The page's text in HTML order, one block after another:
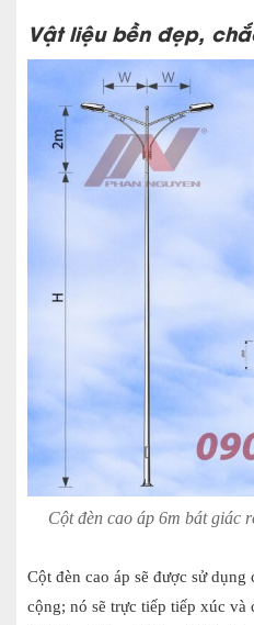
Vật liệu bền đẹp,
Cột đèn cao áp 6m bát giác
Cột đèn cao áp sẽ được sử
cộng; nó sẽ trực tiếp tiếp xúc và